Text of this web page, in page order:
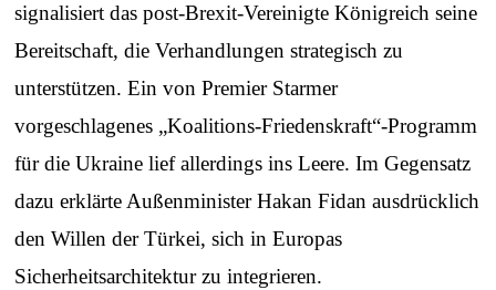
signalisiert das post‑Brexit-Vereinigte Königreich seine
Bereitschaft, die Verhandlungen strategisch zu
unterstützen. Ein von Premier Starmer
vorgeschlagenes „Koalitions-Friedenskraft“-Programm
für die Ukraine lief allerdings ins Leere. Im Gegensatz
dazu erklärte Außenminister Hakan Fidan ausdrücklich
den Willen der Türkei, sich in Europas
Sicherheitsarchitektur zu integrieren.